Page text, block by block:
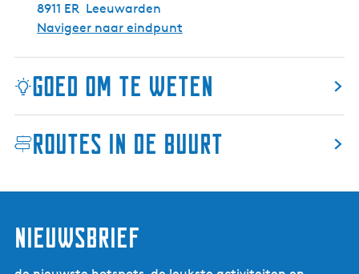
a
8911 ER Leeuwarden
Navigeer naar eindpunt
Goed om te weten
Routes in de buurt
nieuwsbrief